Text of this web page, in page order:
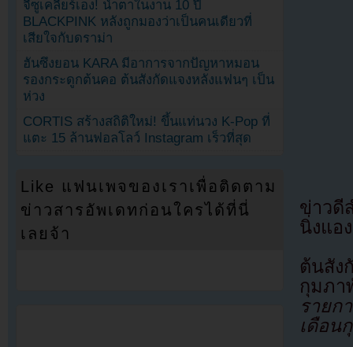
ข่าวดี
นิ่งแอ
ต้นสัง
กุมภ
รายก
เดือน
จีซูเคลียร์เอง! น้ำตาในงาน 10 ปี
BLACKPINK หลังถูกมองว่าเป็นคนเดียวที่
เสียใจกับดราม่า
ฮันซึงยอน KARA มีอาการจากปัญหาหมอน
รองกระดูกต้นคอ ต้นสังกัดแจงหลังแฟนๆ เป็น
ห่วง
CORTIS สร้างสถิติใหม่! ขึ้นแท่นวง K-Pop ที่
แตะ 15 ล้านฟอลโลว์ Instagram เร็วที่สุด
Like แฟนเพจของเราเพื่อติดตาม
ข่าวสารอัพเดทก่อนใครได้ที่นี่
เลยจ้า